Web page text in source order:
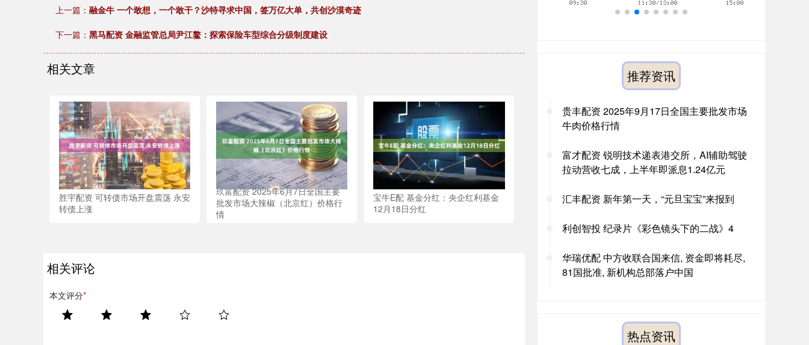
上一篇： 融金牛 一个敢想，一个敢干？沙特寻求中国，签万亿大单，共创沙漠奇迹
下一篇： 黑马配资 金融监管总局尹江鳌：探索保险车型综合分级制度建设
相关文章
胜宇配资 可转债市场开盘震荡 永安
转债上涨
玖富配资 2025年6月7日全国主要
批发市场大辣椒（北京红）价格行
情
宝牛E配 基金分红：央企红利基金
12月18日分红
相关评论
本文评分*
推荐资讯
贵丰配资 2025年9月17日全国主要批发市场
牛肉价格行情
富才配资 锐明技术递表港交所，AI辅助驾驶
拉动营收七成，上半年即派息1.24亿元
汇丰配资 新年第一天，“元旦宝宝”来报到
利创智投 纪录片《彩色镜头下的二战》4
华瑞优配 中方收联合国来信, 资金即将耗尽,
81国批准, 新机构总部落户中国
热点资讯